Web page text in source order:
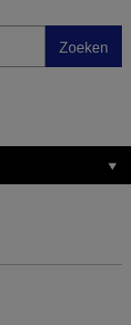
Zoeken